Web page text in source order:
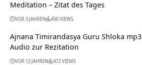
Meditation – Zitat des Tages
VOR 3 JAHREN 456 VIEWS
Ajnana Timirandasya Guru Shloka mp3
Audio zur Rezitation
VOR 12 JAHREN 472 VIEWS